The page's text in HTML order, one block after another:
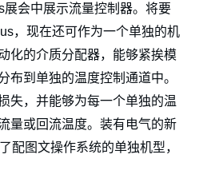
会中展示流量控制器。将要
，现在还可作为一个单独的机
化的介质分配器，能够紧挨模
布到单独的温度控制通道中。
失，并能够为每一个单独的温
量或回流温度。装有电气的新
配图文操作系统的单独机型，